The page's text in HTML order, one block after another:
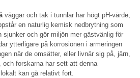
väggar och tak i tunnlar har högt pH-värde,
en naturlig kemisk nedbrytning som
sjunker och gör miljön mer gästvänlig för
ytterligare på korrosionen i armeringen
när de omsätter, eller livnär sig på, järn,
forskarna har sett att denna
kan gå relativt fort.